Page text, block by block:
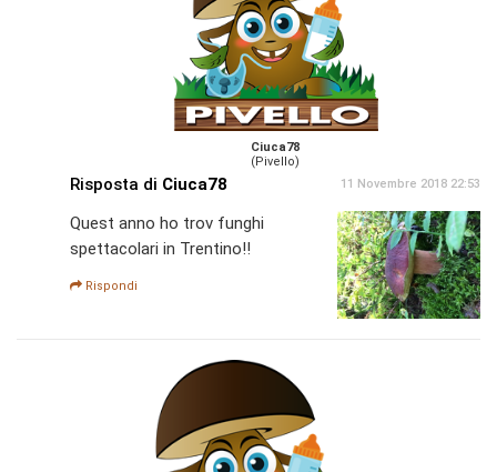
Ciuca78
(Pivello)
Risposta di Ciuca78 11 Novembre 2018 22:53
Quest anno ho trov funghi
spettacolari in Trentino!!
Rispondi